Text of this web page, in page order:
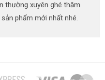
thường xuyên ghé thăm
phẩm mới nhất nhé.